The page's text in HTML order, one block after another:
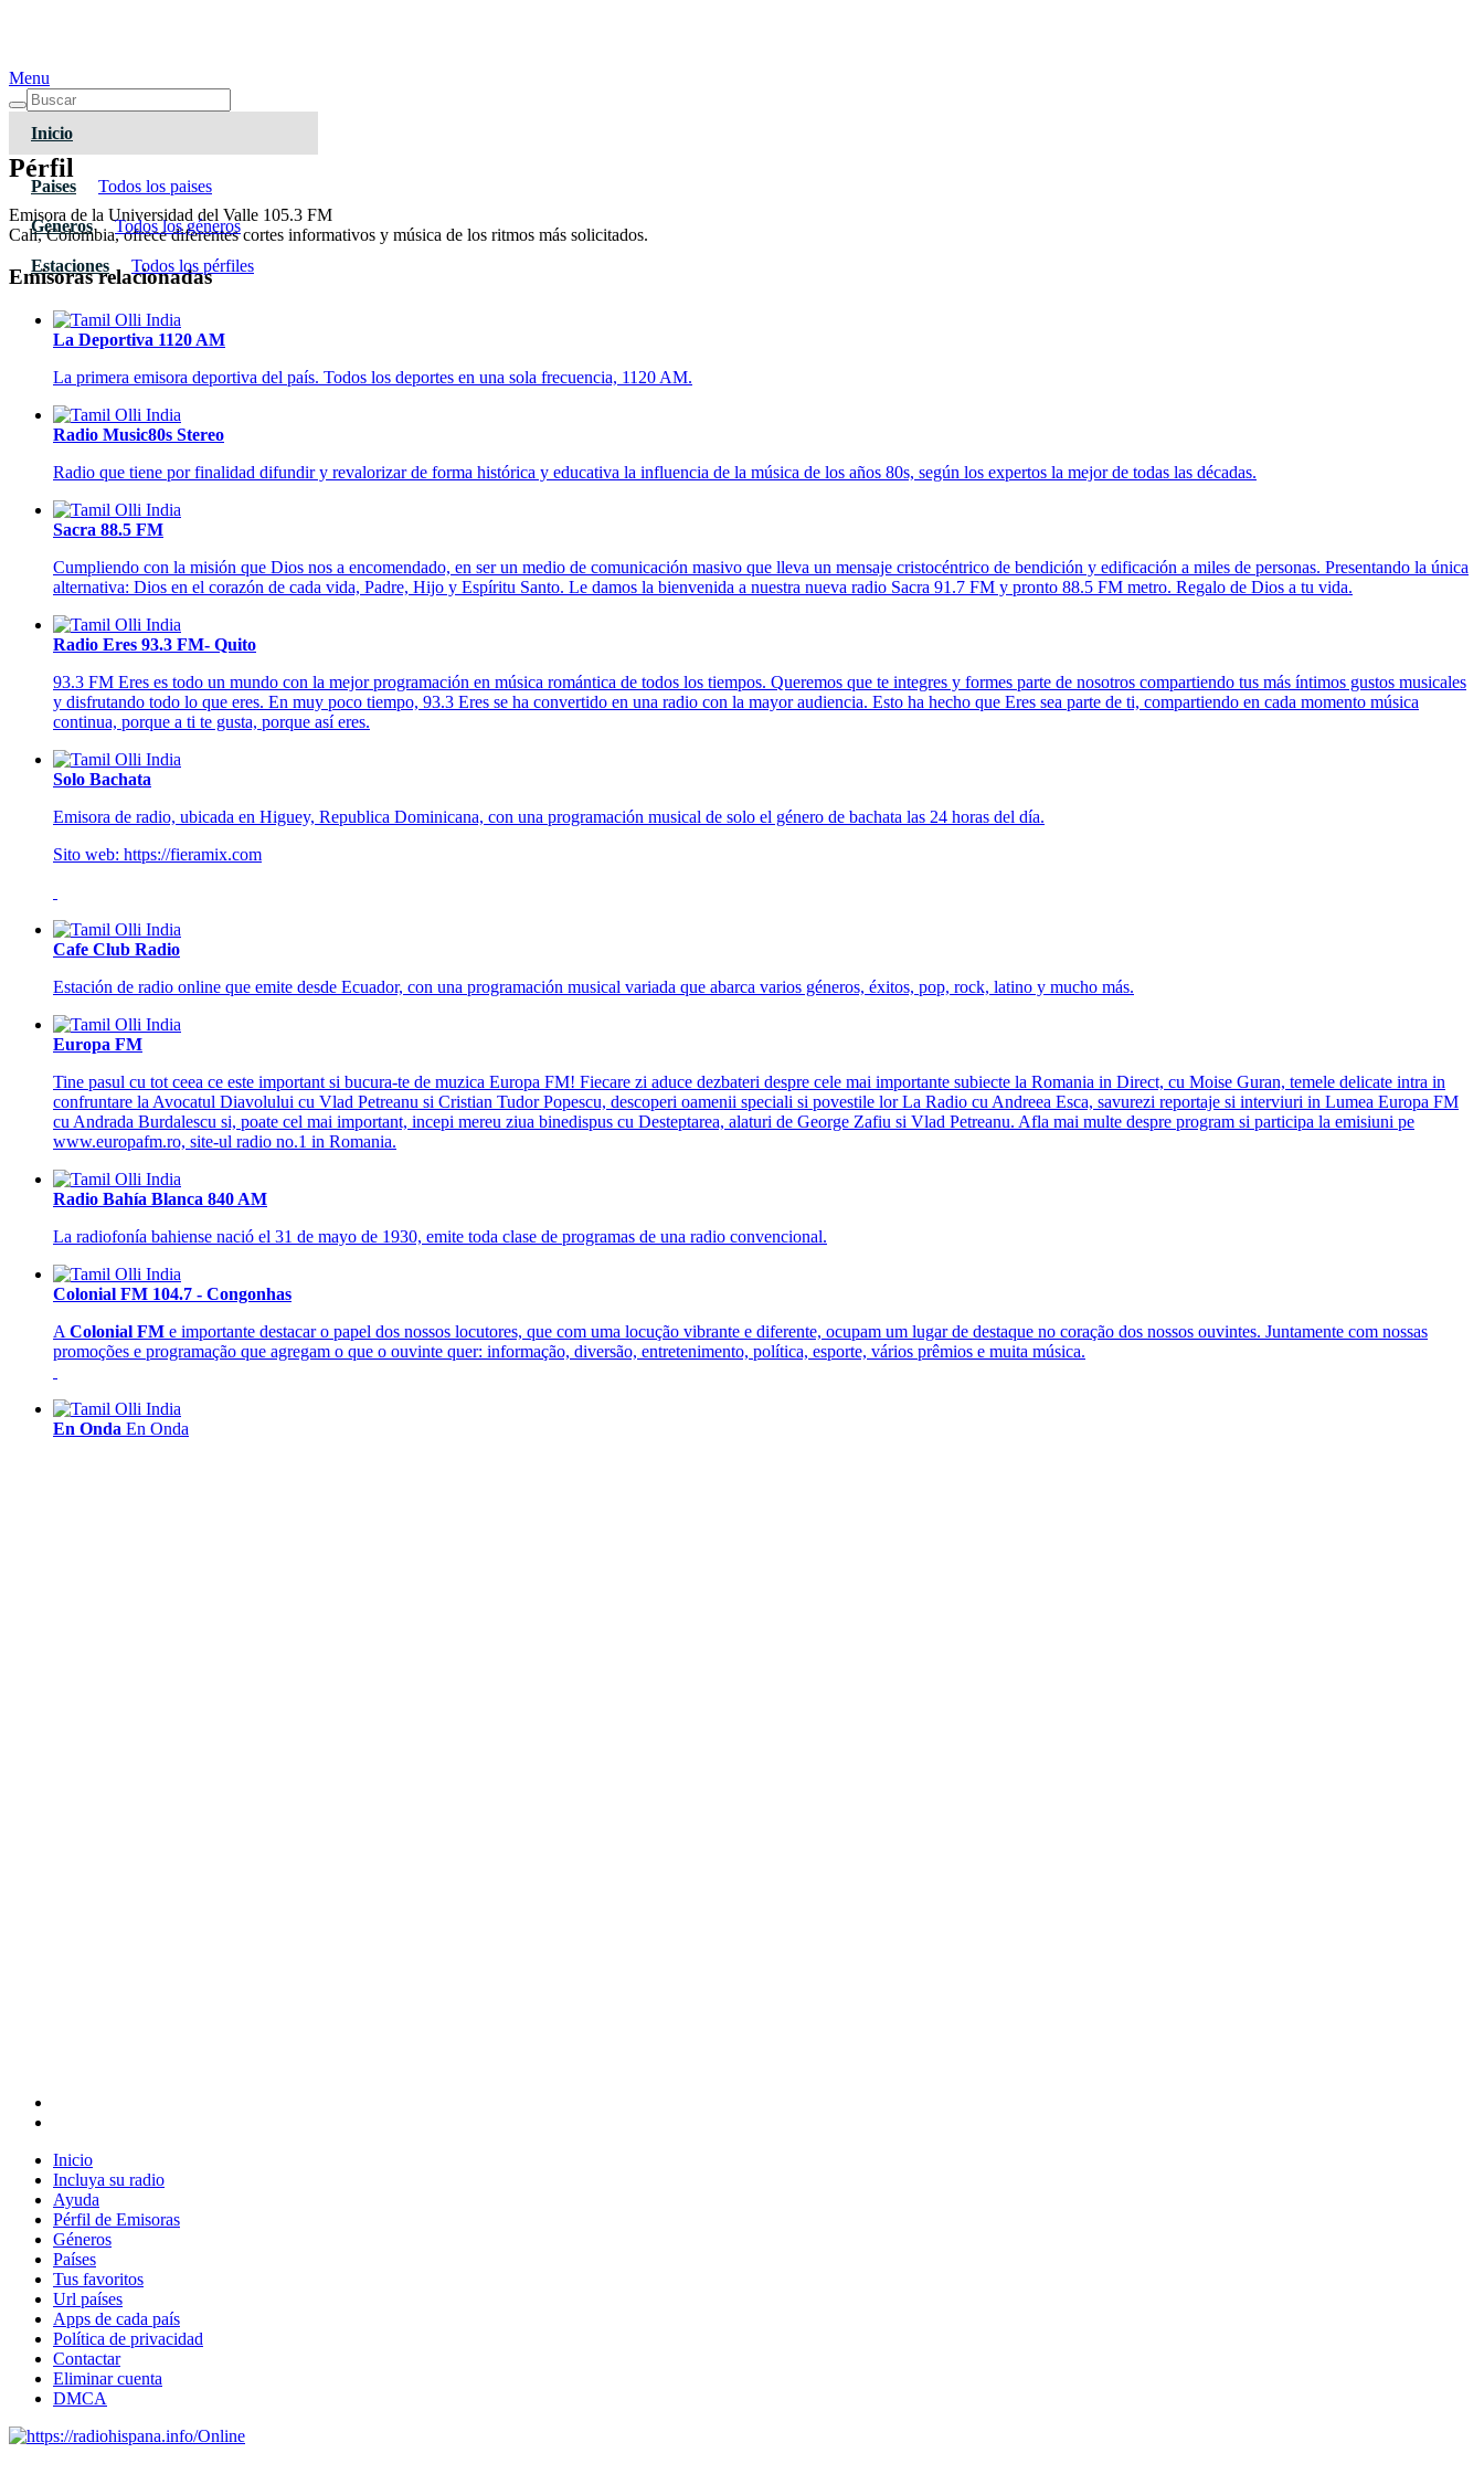
Menu
Inicio
Paises Todos los paises
Géneros Todos los géneros
Estaciones Todos los pérfiles
Pérfil
Emisora de la Universidad del Valle 105.3 FM
Cali, Colombia, ofrece diferentes cortes informativos y música de los ritmos más solicitados.
Emisoras relacionadas
La Deportiva 1120 AM
La primera emisora deportiva del país. Todos los deportes en una sola frecuencia, 1120 AM.
Radio Music80s Stereo
Radio que tiene por finalidad difundir y revalorizar de forma histórica y educativa la influencia de la música de los años 80s, según los expertos la mejor de todas las décadas.
Sacra 88.5 FM
Cumpliendo con la misión que Dios nos a encomendado, en ser un medio de comunicación masivo que lleva un mensaje cristocéntrico de bendición y edificación a miles de personas. Presentando la única
alternativa: Dios en el corazón de cada vida, Padre, Hijo y Espíritu Santo. Le damos la bienvenida a nuestra nueva radio Sacra 91.7 FM y pronto 88.5 FM metro. Regalo de Dios a tu vida.
Radio Eres 93.3 FM- Quito
93.3 FM Eres es todo un mundo con la mejor programación en música romántica de todos los tiempos. Queremos que te integres y formes parte de nosotros compartiendo tus más íntimos gustos musicales
y disfrutando todo lo que eres. En muy poco tiempo, 93.3 Eres se ha convertido en una radio con la mayor audiencia. Esto ha hecho que Eres sea parte de ti, compartiendo en cada momento música
continua, porque a ti te gusta, porque así eres.
Solo Bachata
Emisora de radio, ubicada en Higuey, Republica Dominicana, con una programación musical de solo el género de bachata las 24 horas del día.
Sito web: https://fieramix.com
Cafe Club Radio
Estación de radio online que emite desde Ecuador, con una programación musical variada que abarca varios géneros, éxitos, pop, rock, latino y mucho más.
Europa FM
Tine pasul cu tot ceea ce este important si bucura-te de muzica Europa FM! Fiecare zi aduce dezbateri despre cele mai importante subiecte la Romania in Direct, cu Moise Guran, temele delicate intra in
confruntare la Avocatul Diavolului cu Vlad Petreanu si Cristian Tudor Popescu, descoperi oamenii speciali si povestile lor La Radio cu Andreea Esca, savurezi reportaje si interviuri in Lumea Europa FM
cu Andrada Burdalescu si, poate cel mai important, incepi mereu ziua binedispus cu Desteptarea, alaturi de George Zafiu si Vlad Petreanu. Afla mai multe despre program si participa la emisiuni pe
www.europafm.ro, site-ul radio no.1 in Romania.
Radio Bahía Blanca 840 AM
La radiofonía bahiense nació el 31 de mayo de 1930, emite toda clase de programas de una radio convencional.
Colonial FM 104.7 - Congonhas
A Colonial FM e importante destacar o papel dos nossos locutores, que com uma locução vibrante e diferente, ocupam um lugar de destaque no coração dos nossos ouvintes. Juntamente com nossas
promoções e programação que agregam o que o ouvinte quer: informação, diversão, entretenimento, política, esporte, vários prêmios e muita música.
En Onda En Onda
Inicio
Incluya su radio
Ayuda
Pérfil de Emisoras
Géneros
Países
Tus favoritos
Url países
Apps de cada país
Política de privacidad
Contactar
Eliminar cuenta
DMCA
Online